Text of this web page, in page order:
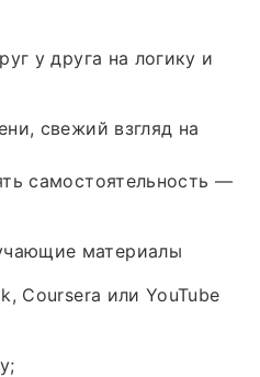
у друга на логику и
свежий взгляд на
самостоятельность —
материалы
Coursera или YouTube